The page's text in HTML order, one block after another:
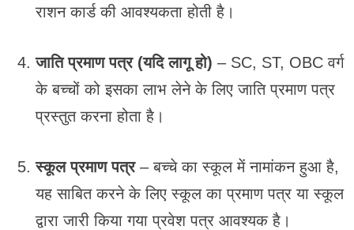
राशन कार्ड की आवश्यकता होती है।
जाति प्रमाण पत्र (यदि लागू हो) – SC, ST, OBC वर्ग
के बच्चों को इसका लाभ लेने के लिए जाति प्रमाण पत्र
प्रस्तुत करना होता है।
स्कूल प्रमाण पत्र– बच्चे का स्कूल में नामांकन हुआ है,
यह साबित करने के लिए स्कूल का प्रमाण पत्र या स्कूल
द्वारा जारी किया गया प्रवेश पत्र आवश्यक है।